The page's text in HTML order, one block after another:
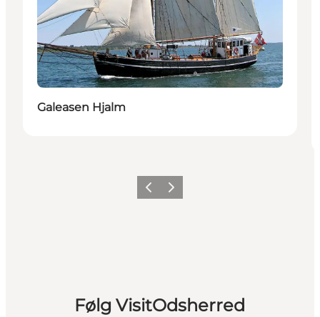
Galeasen Hjalm
Forrige billede
Næste billede
Følg VisitOdsherred